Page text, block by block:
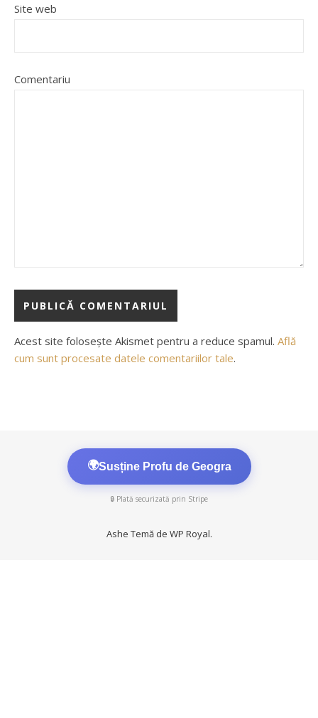
Site web
Comentariu
Acest site folosește Akismet pentru a reduce spamul. Află
cum sunt procesate datele comentariilor tale.
🌍Susține Profu de Geogra
🔒 Plată securizată prin Stripe
Ashe Temă de WP Royal.